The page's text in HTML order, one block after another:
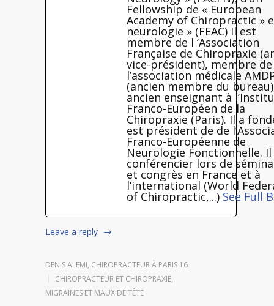
Fellowship de « European
Academy of Chiropractic »
neurologie » (FEAC) Il est
membre de l ‘Association
Française de Chiropraxie
vice-président), membre de
l’association médicale
(ancien membre du
ancien enseignant à
Franco-Européen de la
Chiropraxie (Paris). Il a
est président de de
Franco-Européenne de
Neurologie Fonctionnelle.
conférencier lors de
et congrès en France et à
l’international (World
of Chiropractic,...) See Full
Leave a reply
DENIS ALEMI, CHIROPRACTEUR À PARIS 16
CHIROPRACTEUR ET CHIROPRAXIE,
MIGRAINES ET MAUX DE TÊTE